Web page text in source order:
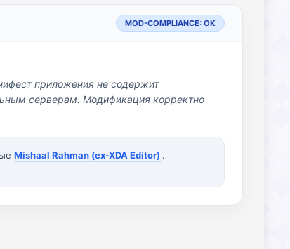
MOD-COMPLIANCE: OK
приложения не содержит
серверам. Модификация корректно
Mishaal Rahman (ex-XDA Editor) .